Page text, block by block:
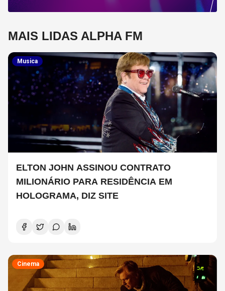
MAIS LIDAS ALPHA FM
Musica
ELTON JOHN ASSINOU CONTRATO
MILIONÁRIO PARA RESIDÊNCIA EM
HOLOGRAMA, DIZ SITE
Cinema